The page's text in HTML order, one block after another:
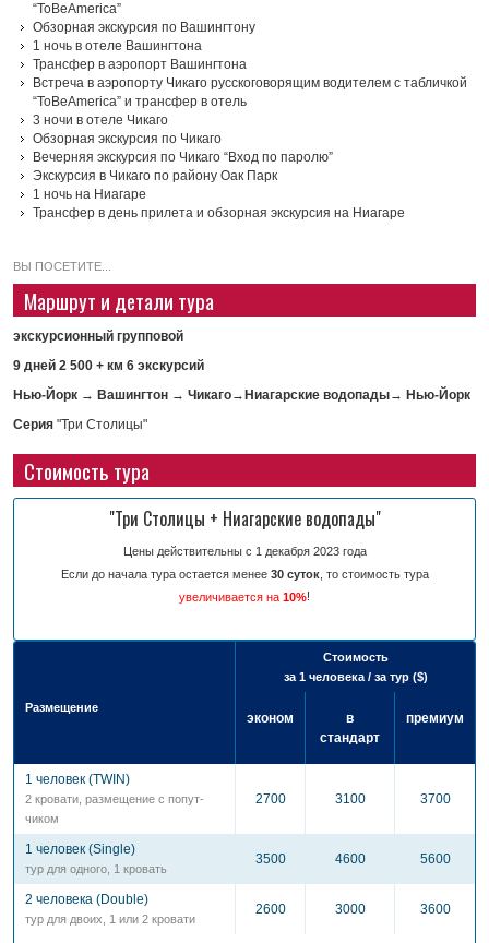
“ToBeAmerica”
Обзорная экскурсия по Вашингтону
1 ночь в отеле Вашингтона
Трансфер в аэропорт Вашингтона
Встреча в аэропорту Чикаго русскоговорящим водителем с табличкой
“ToBeAmerica” и трансфер в отель
3 ночи в отеле Чикаго
Обзорная экскурсия по Чикаго
Вечерняя экскурсия по Чикаго “Вход по паролю”
Экскурсия в Чикаго по району Оак Парк
1 ночь на Ниагаре
Трансфер в день прилета и обзорная экскурсия на Ниагаре
ВЫ ПОСЕТИТЕ...
Маршрут и детали тура
экскурсионный групповой
9 дней 2 500 + км 6 экскурсий
Нью-Йорк → Вашингтон → Чикаго→ Ниагарские водопады→ Нью-Йорк
Серия "Три Столицы"
Стоимость тура
"Три Столицы + Ниагарские водопады"
Цены действительны с 1 декабря 2023 года
Если до начала тура остается менее 30 суток, то стоимость тура
увеличивается на 10%!
Стоимость
за 1 человека / за тур ($)
Размещение
эконом
в
стандарт
премиум
1 человек (TWIN)
2 кровати, разме­щение с попут­
чиком
2700 3100 3700
1 человек (Single)
тур для одного, 1 кровать
3500 4600 5600
2 человека (Double)
тур для двоих, 1 или 2 кровати
2600 3000 3600